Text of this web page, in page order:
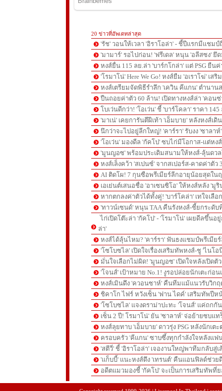
20 ข่าวที่อัพเดทล่าสุด
'รัช' วอนให้เวลา 'อิราโอล่า' - ชี้ปีแรกมีแชมป์
'มามาร์' รอไปก่อน! 'ฟรีเดล' หนุน 'อลีสซง' ยึ
หงส์ยื่น 115 ลย.ล่า 'บาร์กโกล่า' แต่ PSG ยืนค่
'โรมาโน่' Here We Go! หงส์ยืม 'อเราโฆ่' เสริ
หงส์เตรียมจัดพิธีรำลึก 'เควิน คีแกน' ตำนาน
ปืนถอยค่าตัว 60 ล้าน! เปิดทางหงส์ล่า 'คอนซ่
โบเว่นดีกว่า! 'โอเว่น' ชี้ 'บาร์โคลา' ราคา
'มาเน่' เคยการันตีฝีเท้า 'เอ็มบาย' หลังหงส์เดิ
นึกว่าจะไปอยู่ลีกใหญ่! 'คาร์รา' รับงง 'ซาลา
'โอเว่น' มองดีล 'กัคโป' ซบไก่มีโอกาส-แต่ห
'มูนญอซ' พร้อมประเดิมสนามให้หงส์-ลุ้นดว
หงส์เล็งคว้า 'สเปนซ์' จากสเปอร์ส-คาดค่าตัว
AI ติดโผ! 7 กุนซือพรีเมียร์ลีกอายุน้อยสุดใน
เอเย่นต์เสนอชื่อ 'อาเซนซิโอ' ให้หงส์หลัง 'มู
หากตกลงค่าตัวได้ทั้งคู่! 'บาร์โคล่า' เทใจเลือ
'ทาวน์เซนด์' หนุน TAA คืนรังหงส์-ชี้ยกระดั
ไก่เปิดโต๊ะล่า 'กัคโป' - 'โรมาโน่' เผยดีลขึ้นอ
ล่า'
หงส์ได้ลุ้นไหม? 'คาร์รา' ฟันธงแชมป์พรีเมีย
'โซโบซไล' เปิดใจเรื่องเสริมทัพหงส์-ชู 'ไนโ
มั่นใจเลือกไม่ผิด! 'มูนญอซ' เปิดใจหลังเปิดตั
'โจนส์' เป้าหมาย No.1! งูรอปล่อยนักเตะก่อ
หงส์เมินดึง 'ควอนซาห์' คืนทีมแม้แนวรับวิก
ชิคาโก ไฟร์ หวังเซ็น 'ฟาน ไดค์' เสริมทัพปีห
'โซโบซไล' แจงดราม่าปะทะ 'โจนส์' แค่ถกกั
เซ็น 2 ปี! โรมาโน่' ยัน 'ซาลาห์' จ่อย้ายซบแ
หงส์ลุยทาบ 'เอ็มบาย' ดาวรุ่ง PSG หลังนักเต
ครอบครัว 'คีแกน' ซาบซึ้งทุกกำลังใจหลังแฟ
'สตีวี่' ชี้ 'อิราโอล่า' เจองานใหญ่พาทีมกลับสู่
'แก็บบี้' แนะหงส์ดึง 'เทรนต์' คืนแอนฟิลด์ช่วย
อดีตแมวมองชี้ 'กัคโป' จะเป็นการเสริมทัพที่